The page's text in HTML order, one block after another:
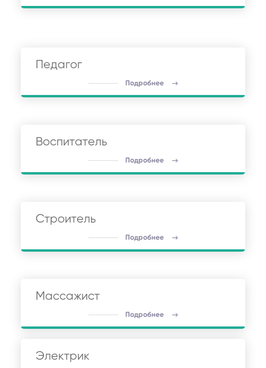
Педагог
Подробнее
Воспитатель
Подробнее
Строитель
Подробнее
Массажист
Подробнее
Электрик